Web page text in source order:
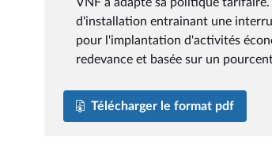
d'installation entrainant une
pour l'implantation d'activités
redevance et basée sur un
Télécharger le format pdf